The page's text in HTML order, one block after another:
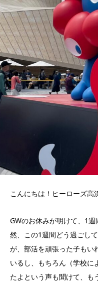
こんにちは！ヒーローズ高
GWのお休みが明けて、1
然、この1週間どう過ごし
が、部活を頑張った子もい
いるし、もちろん（学校に
たよという声も聞けて、も